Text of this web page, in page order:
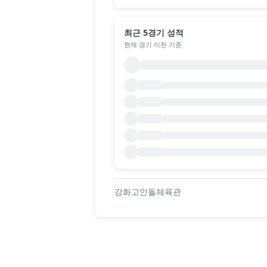
최근 5경기 성적
현재 경기 이전 기준
강화고인돌체육관